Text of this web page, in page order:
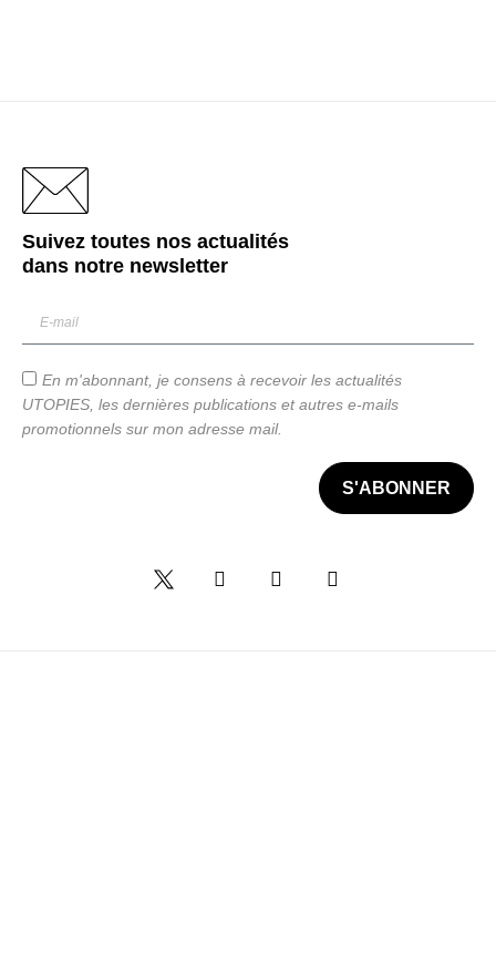
Suivez toutes nos actualités
dans notre newsletter
En m'abonnant, je consens à recevoir les actualités
UTOPIES, les dernières publications et autres e-mails
promotionnels sur mon adresse mail.
S'ABONNER